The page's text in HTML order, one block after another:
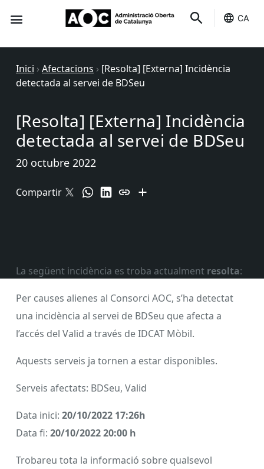
CA
Inici › Afectacions › [Resolta] [Externa] Incidència
detectada al servei de BDSeu
[Resolta] [Externa] Incidència
detectada al servei de BDSeu
20 octubre 2022
Compartir
La següent incidència es troba actualment resolta:
Per causes alienes al Consorci AOC, s’ha detectat
una incidència al servei de BDSeu que afecta a
l’accés del Valid a través de IDCAT Mòbil.
Aquests serveis ja tornen a estar disponibles.
Serveis afectats: BDSeu, Valid
Data inici: 20/10/2022 17:26h
Data fi: 20/10/2022 20:00 h
Trobareu tota la informació sobre qualsevol